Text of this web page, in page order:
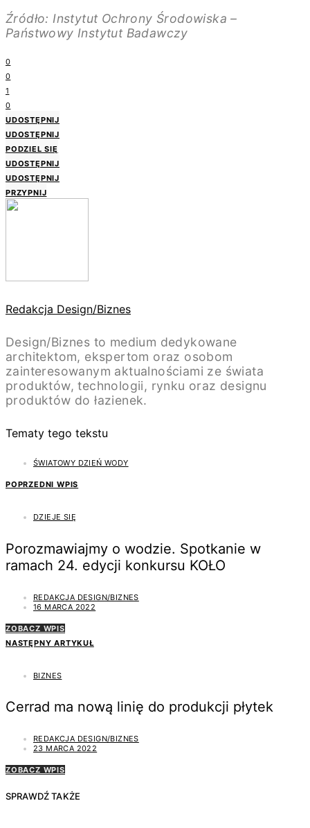
Źródło: Instytut Ochrony Środowiska –
Państwowy Instytut Badawczy
0
0
1
0
UDOSTĘPNIJ
UDOSTĘPNIJ
PODZIEL SIĘ
UDOSTĘPNIJ
UDOSTĘPNIJ
PRZYPNIJ
Redakcja Design/Biznes
Design/Biznes to medium dedykowane
architektom, ekspertom oraz osobom
zainteresowanym aktualnościami ze świata
produktów, technologii, rynku oraz designu
produktów do łazienek.
Tematy tego tekstu
ŚWIATOWY DZIEŃ WODY
POPRZEDNI WPIS
DZIEJE SIĘ
Porozmawiajmy o wodzie. Spotkanie w
ramach 24. edycji konkursu KOŁO
REDAKCJA DESIGN/BIZNES
16 MARCA 2022
ZOBACZ WPIS
NASTĘPNY ARTYKUŁ
BIZNES
Cerrad ma nową linię do produkcji płytek
REDAKCJA DESIGN/BIZNES
23 MARCA 2022
ZOBACZ WPIS
SPRAWDŹ TAKŻE